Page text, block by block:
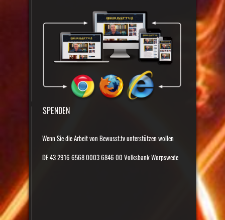
SPENDEN
Wenn Sie die Arbeit von Bewusst.tv unterstützen wollen
DE 43 2916 6568 0003 6846 00 Volksbank Worpswede